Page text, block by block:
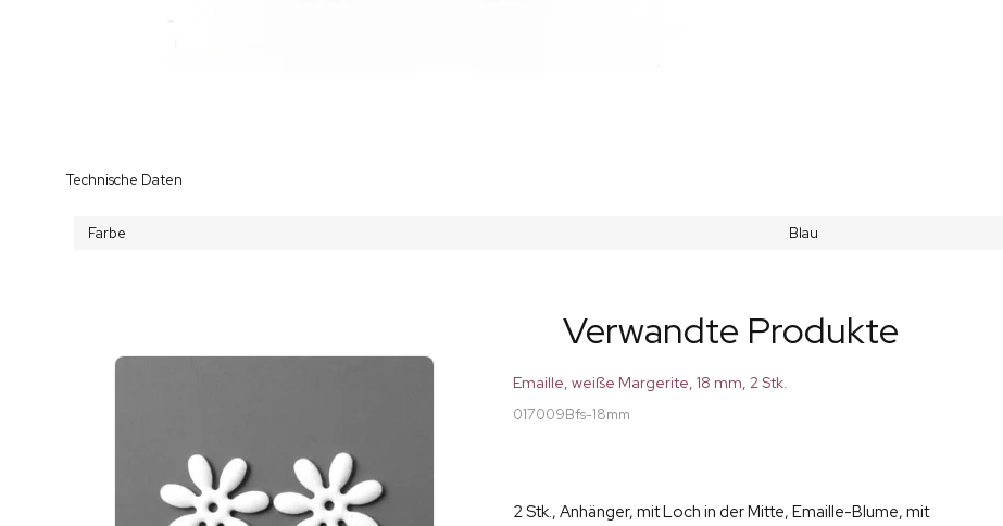
Technische Daten
Farbe Blau
Verwandte Produkte
Emaille, weiße Margerite, 18 mm, 2 Stk.
017009Bfs-18mm
2 Stk., Anhänger, mit Loch in der Mitte, Emaille-Blume, mit